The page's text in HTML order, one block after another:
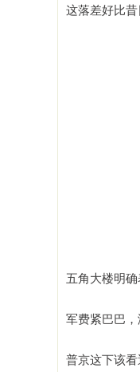
这落差好比昔
五角大楼明
军费紧巴巴
普京这下该